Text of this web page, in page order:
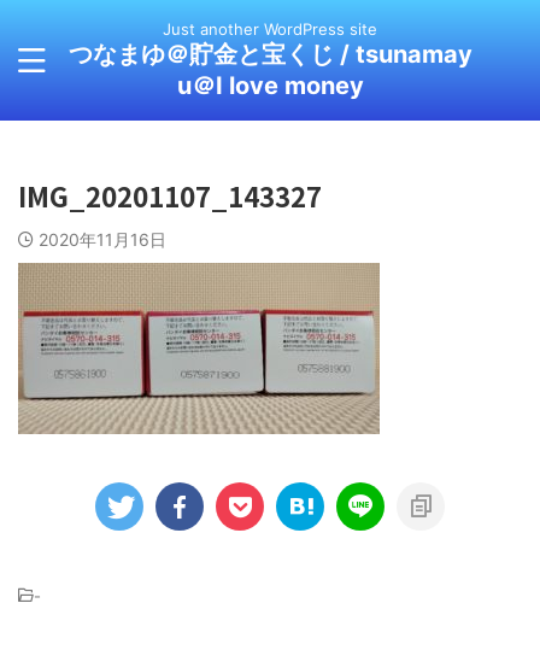
Just another WordPress site
つなまゆ＠貯金と宝くじ / tsunamay
u＠I love money
IMG_20201107_143327
2020年11月16日
-